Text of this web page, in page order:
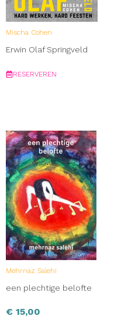
Mischa Cohen
Erwin Olaf Springveld
RESERVEREN
Mehrnaz Salehi
een plechtige belofte
€ 15,00